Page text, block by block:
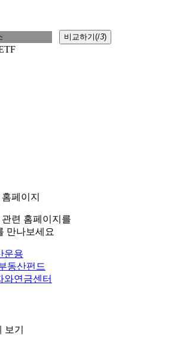
비교하기(/3)
페이지
련 홈페이지를
만나보세요
운용
동산펀드
와연금센터
기